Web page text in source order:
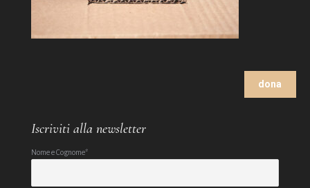
dona
Iscriviti alla newsletter
Nome e Cognome*